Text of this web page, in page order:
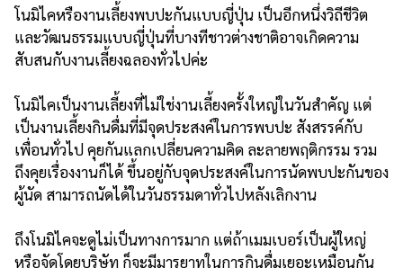
โนมิไคหรืองานเลี้ยงพบปะกันแบบญี่ปุ่น เป็นอีกหนึ่งวิถีชีวิต
และวัฒนธรรมแบบญี่ปุ่นที่บางทีชาวต่างชาติอาจเกิดความ
สับสนกับงานเลี้ยงฉลองทั่วไปค่ะ
โนมิไคเป็นงานเลี้ยงที่ไม่ใช่งานเลี้ยงครั้งใหญ่ในวันสำคัญ แต่
เป็นงานเลี้ยงกินดื่มที่มีจุดประสงค์ในการพบปะ สังสรรค์กับ
เพื่อนทั่วไป คุยกันแลกเปลี่ยนความคิด ละลายพฤติกรรม รวม
ถึงคุยเรื่องงานก็ได้ ขึ้นอยู่กับจุดประสงค์ในการนัดพบปะกันของ
ผู้นัด สามารถนัดได้ในวันธรรมดาทั่วไปหลังเลิกงาน
ถึงโนมิไคจะดูไม่เป็นทางการมาก แต่ถ้าเมมเบอร์เป็นผู้ใหญ่
หรือจัดโดยบริษัท ก็จะมีมารยาทในการกินดื่มเยอะเหมือนกัน